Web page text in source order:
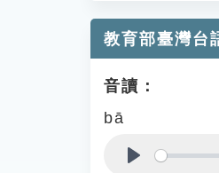
教育部臺灣台
音讀：
bā